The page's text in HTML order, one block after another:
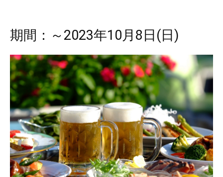
期間：～2023年10月8日(日)